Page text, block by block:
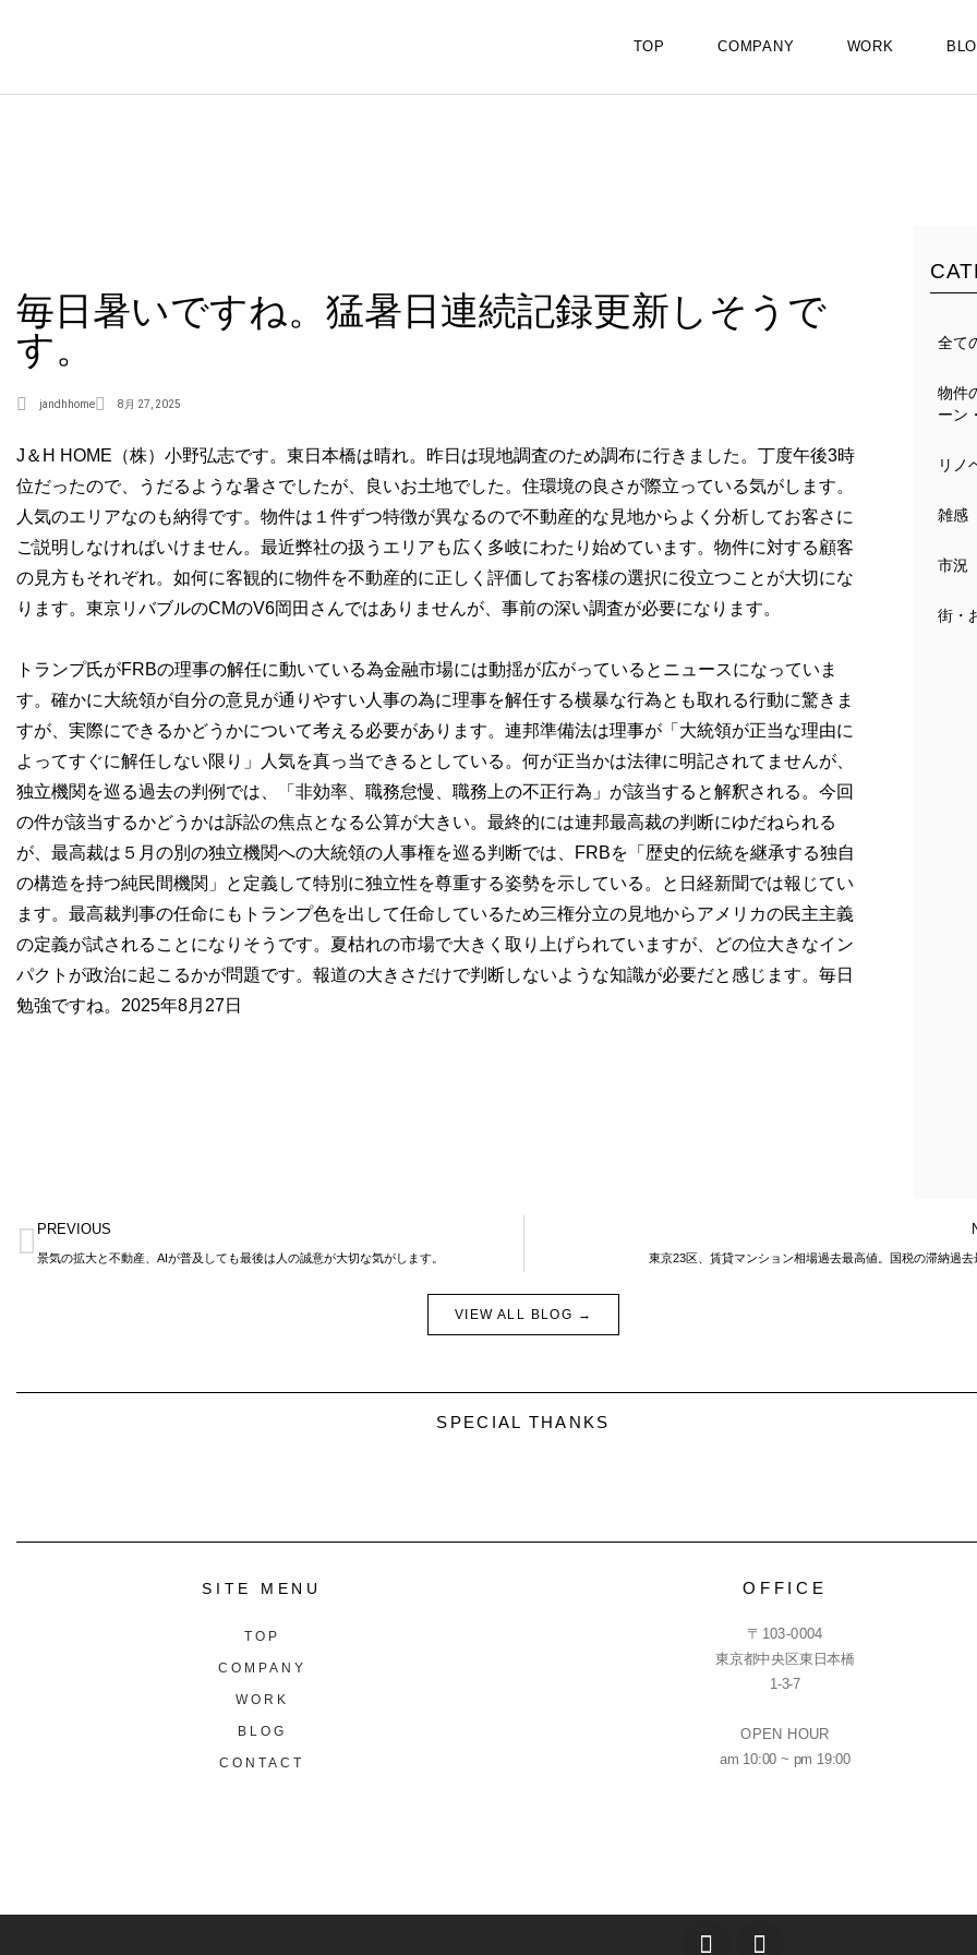
TOP COMPANY WORK
毎日暑いですね。猛暑日連続記録更新しそうで
す。
jandhhome 8月 27, 2025
J＆H HOME（株）小野弘志です。東日本橋は晴れ。昨日は現地調査のため調布に行きました。丁度午後3時
位だったので、うだるような暑さでしたが、良いお土地でした。住環境の良さが際立っている気がします。
人気のエリアなのも納得です。物件は１件ずつ特徴が異なるので不動産的な見地からよく分析してお客さに
ご説明しなければいけません。最近弊社の扱うエリアも広く多岐にわたり始めています。物件に対する顧客
の見方もそれぞれ。如何に客観的に物件を不動産的に正しく評価してお客様の選択に役立つことが大切にな
ります。東京リバブルのCMのV6岡田さんではありませんが、事前の深い調査が必要になります。
トランプ氏がFRBの理事の解任に動いている為金融市場には動揺が広がっているとニュースになっていま
す。確かに大統領が自分の意見が通りやすい人事の為に理事を解任する横暴な行為とも取れる行動に驚きま
すが、実際にできるかどうかについて考える必要があります。連邦準備法は理事が「大統領が正当な理由に
よってすぐに解任しない限り」人気を真っ当できるとしている。何が正当かは法律に明記されてませんが、
独立機関を巡る過去の判例では、「非効率、職務怠慢、職務上の不正行為」が該当すると解釈される。今回
の件が該当するかどうかは訴訟の焦点となる公算が大きい。最終的には連邦最高裁の判断にゆだねられる
が、最高裁は５月の別の独立機関への大統領の人事権を巡る判断では、FRBを「歴史的伝統を継承する独自
の構造を持つ純民間機関」と定義して特別に独立性を尊重する姿勢を示している。と日経新聞では報じてい
ます。最高裁判事の任命にもトランプ色を出して任命しているため三権分立の見地からアメリカの民主主義
の定義が試されることになりそうです。夏枯れの市場で大きく取り上げられていますが、どの位大きなイン
パクトが政治に起こるかが問題です。報道の大きさだけで判断しないような知識が必要だと感じます。毎日
勉強ですね。2025年8月27日
全て
物件
ーン
リノ
雑感
市況
街・
Prev
PREVIOUS
景気の拡大と不動産、AIが普及しても最後は人の誠意が大切な気がします。 東京23区、賃貸マンション相場過去最高値。国税の滞納過去
VIEW ALL BLOG →
SPECIAL THANKS
SITE MENU
TOP
COMPANY
WORK
BLOG
CONTACT
OFFICE
〒103-0004
東京都中央区東日本橋
1-3-7
OPEN HOUR
am 10:00 ~ pm 19:00
T
I